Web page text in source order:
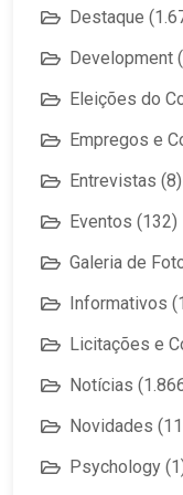
Destaque
Development
Eleições do
Empregos e
Entrevistas (8)
Eventos (132)
Galeria de
Informativos
Licitações e
Notícias
Novidades
Psychology